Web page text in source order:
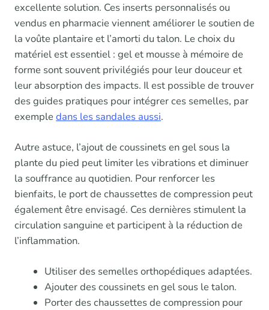
excellente solution. Ces inserts personnalisés ou
vendus en pharmacie viennent améliorer le soutien de
la voûte plantaire et l’amorti du talon. Le choix du
matériel est essentiel : gel et mousse à mémoire de
forme sont souvent privilégiés pour leur douceur et
leur absorption des impacts. Il est possible de trouver
des guides pratiques pour intégrer ces semelles, par
exemple dans les sandales aussi.
Autre astuce, l’ajout de coussinets en gel sous la
plante du pied peut limiter les vibrations et diminuer
la souffrance au quotidien. Pour renforcer les
bienfaits, le port de chaussettes de compression peut
également être envisagé. Ces dernières stimulent la
circulation sanguine et participent à la réduction de
l’inflammation.
Utiliser des semelles orthopédiques adaptées.
Ajouter des coussinets en gel sous le talon.
Porter des chaussettes de compression pour